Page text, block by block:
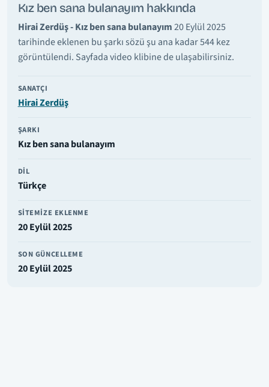
Kız ben sana bulanayım hakkında
Hirai Zerdüş - Kız ben sana bulanayım20 Eylül 2025
tarihinde eklenen bu şarkı sözü şu ana kadar 544 kez
görüntülendi. Sayfada video klibine de ulaşabilirsiniz.
SANATÇI
Hirai Zerdüş
ŞARKI
Kız ben sana bulanayım
DIL
Türkçe
SITEMIZE EKLENME
20 Eylül 2025
SON GÜNCELLEME
20 Eylül 2025